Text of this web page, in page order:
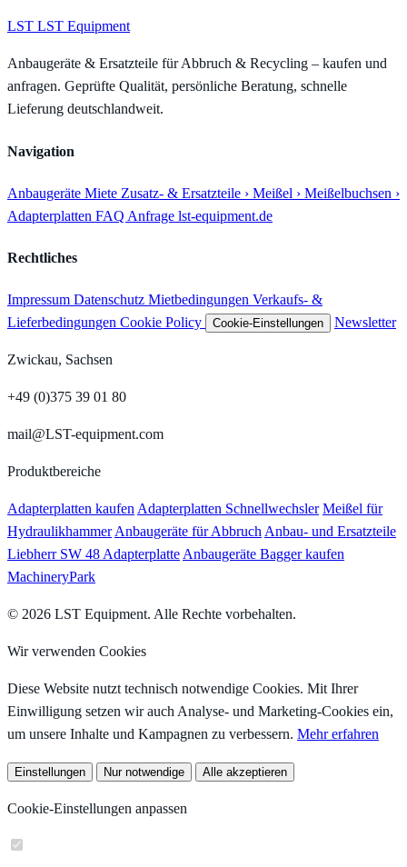
LST LST Equipment
Anbaugeräte & Ersatzteile für Abbruch & Recycling – kaufen und
anfragen. Geprüfte Qualität, persönliche Beratung, schnelle
Lieferung deutschlandweit.
Navigation
Anbaugeräte Miete Zusatz- & Ersatzteile › Meißel › Meißelbuchsen ›
Adapterplatten FAQ Anfrage lst-equipment.de
Rechtliches
Impressum Datenschutz Mietbedingungen Verkaufs- &
Lieferbedingungen Cookie Policy Cookie-Einstellungen Newsletter
Zwickau, Sachsen
+49 (0)375 39 01 80
mail@LST-equipment.com
Produktbereiche
Adapterplatten kaufenAdapterplatten Schnellwechsler Meißel für
HydraulikhammerAnbaugeräte für AbbruchAnbau- und Ersatzteile
Liebherr SW 48 AdapterplatteAnbaugeräte Bagger kaufen
MachineryPark
© 2026 LST Equipment. Alle Rechte vorbehalten.
Wir verwenden Cookies
Diese Website nutzt technisch notwendige Cookies. Mit Ihrer
Einwilligung setzen wir auch Analyse- und Marketing-Cookies ein,
um unsere Inhalte und Kampagnen zu verbessern. Mehr erfahren
Einstellungen Nur notwendige Alle akzeptieren
Cookie-Einstellungen anpassen